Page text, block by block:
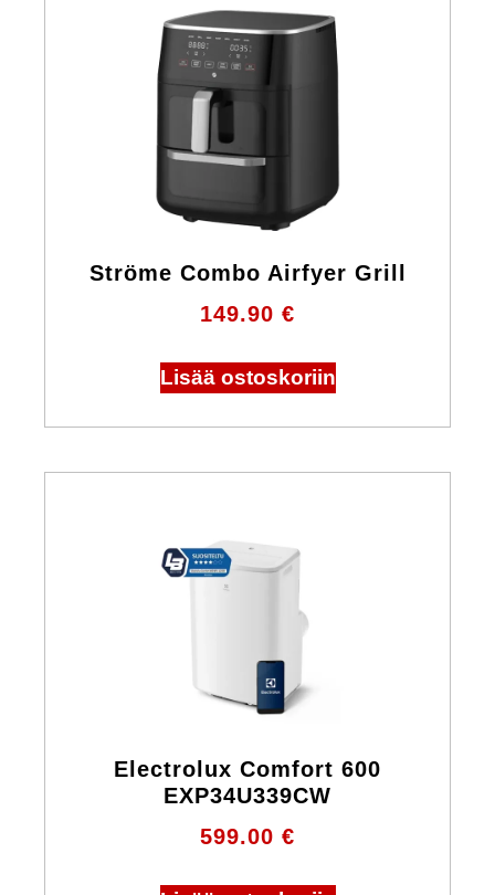
Ströme Combo Airfyer Grill
149.90 €
Lisää ostoskoriin
Electrolux Comfort 600
EXP34U339CW
599.00 €